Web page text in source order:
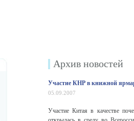
Архив новостей
Участие КНР в книжной
05.09.2007
Участие Китая в качестве